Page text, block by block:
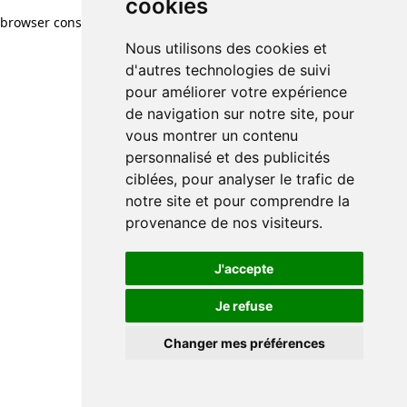
cookies
Nous utilisons des cookies et
d'autres technologies de suivi
pour améliorer votre expérience
de navigation sur notre site, pour
vous montrer un contenu
personnalisé et des publicités
ciblées, pour analyser le trafic de
notre site et pour comprendre la
provenance de nos visiteurs.
J'accepte
Je refuse
Changer mes préférences
browser console for more information)